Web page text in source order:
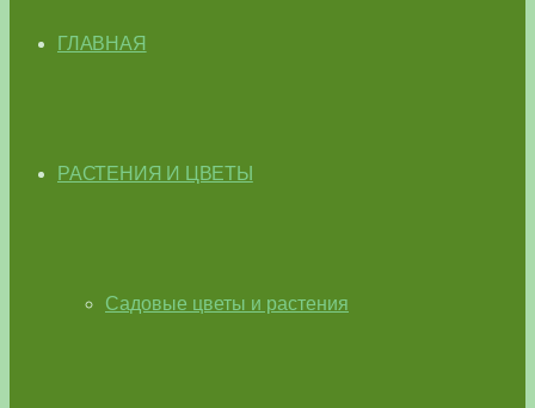
ГЛАВНАЯ
РАСТЕНИЯ И ЦВЕТЫ
Садовые цветы и растения